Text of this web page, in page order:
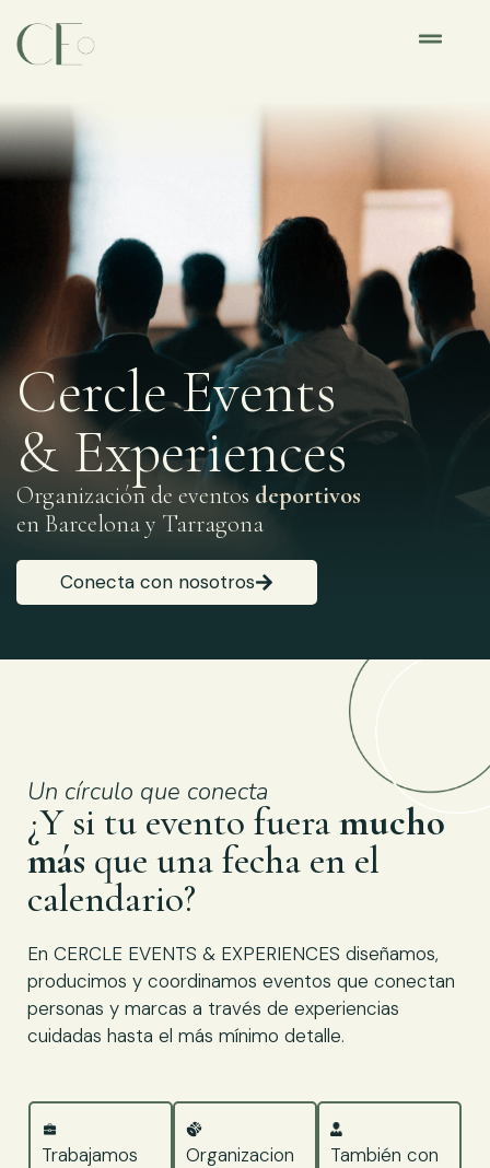
Cercle Events
& Experiences
Organización de eventos deportivos
en Barcelona y Tarragona
Conecta con nosotros
Un círculo que conecta
¿Y si tu evento fueramucho
más que una fecha en el
calendario?
En CERCLE EVENTS & EXPERIENCES diseñamos,
producimos y coordinamos eventos que conectan
personas y marcas a través de experiencias
cuidadas hasta el más mínimo detalle.
Trabajamos
Organizacion
También con